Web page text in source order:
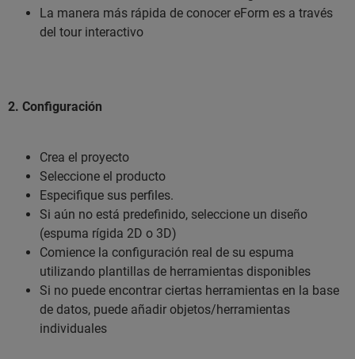
La manera más rápida de conocer eForm es a través
del tour interactivo
2. Configuración
Crea el proyecto
Seleccione el producto
Especifique sus perfiles.
Si aún no está predefinido, seleccione un diseño
(espuma rígida 2D o 3D)
Comience la configuración real de su espuma
utilizando plantillas de herramientas disponibles
Si no puede encontrar ciertas herramientas en la base
de datos, puede añadir objetos/herramientas
individuales